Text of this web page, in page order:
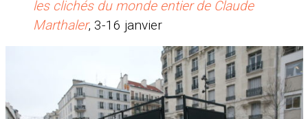
les clichés du monde entier de Claude
Marthaler, 3-16 janvier